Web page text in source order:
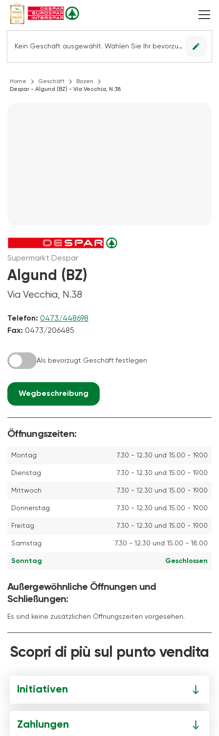
Kein Geschäft ausgewählt. Wählen Sie Ihr bevorzugtes Geschäft, um alle Angebote sehen zu können. edit
Home Geschäft
Bozen
Despar - Algund (BZ) - Via Vecchia, N.38
Supermarkt Despar
Algund (BZ)
Via Vecchia, N.38
Telefon: 0473/448698
Fax: 0473/206485
Als bevorzugt Geschäft festlegen
Wegbeschreibung
Öffnungszeiten:
Montag 7.30 - 12.30 und 15.00 - 19.00
Dienstag 7.30 - 12.30 und 15.00 - 19.00
Mittwoch 7.30 - 12.30 und 15.00 - 19.00
Donnerstag 7.30 - 12.30 und 15.00 - 19.00
Freitag 7.30 - 12.30 und 15.00 - 19.00
Samstag 7.30 - 12.30 und 15.00 - 18.00
Sonntag Geschlossen
Außergewöhnliche Öffnungen und
Schließungen:
Es sind keine zusätzlichen Öffnungszeiten vorgesehen.
Scopri di più sul punto vendita
Initiativen
Zahlungen